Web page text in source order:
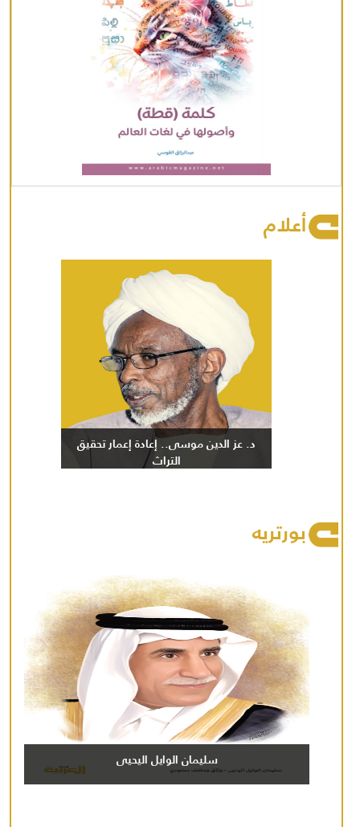
أعلام
د. عز الدين موسى.. إعادة إعمار تحقيق
التراث
بورتريه
سليمان الوايل اليحيى